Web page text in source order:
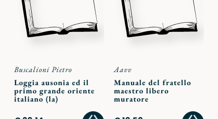
preferiti
Buscalioni Pietro
Loggia ausonia ed il
primo grande oriente
italiano (la)
Aavv
Manuale del fratello
maestro libero
muratore